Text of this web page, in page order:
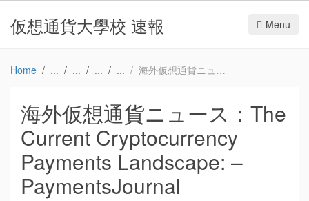
仮想通貨大學校 速報 Menu
Home 海外仮想通貨ニュース：The Current Cryptocurrency Payments Landscape: – PaymentsJournal
海外仮想通貨ニュース：The
Current Cryptocurrency
Payments Landscape: –
PaymentsJournal